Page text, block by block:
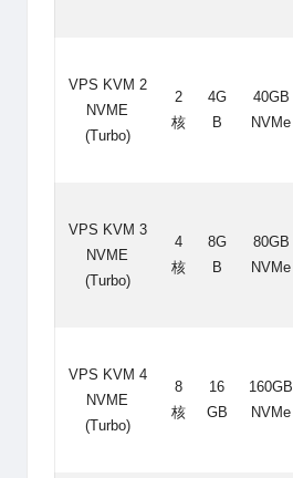
VPS KVM 2
NVME
(Turbo)
2
核
4G
B
40GB
NVMe
VPS KVM 3
NVME
(Turbo)
4
核
8G
B
80GB
NVMe
VPS KVM 4
NVME
(Turbo)
8
核
16
GB
160GB
NVMe